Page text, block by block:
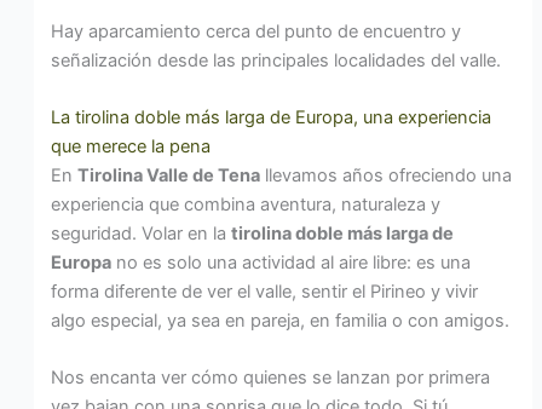
Hay aparcamiento cerca del punto de encuentro y
señalización desde las principales localidades del valle.
La tirolina doble más larga de Europa, una experiencia
que merece la pena
EnTirolina Valle de Tena llevamos años ofreciendo una
experiencia que combina aventura, naturaleza y
seguridad. Volar en latirolina doble más larga de
Europa no es solo una actividad al aire libre: es una
forma diferente de ver el valle, sentir el Pirineo y vivir
algo especial, ya sea en pareja, en familia o con amigos.
Nos encanta ver cómo quienes se lanzan por primera